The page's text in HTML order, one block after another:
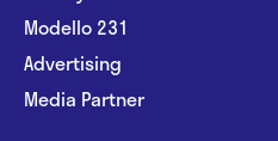
Modello 231
Advertising
Media Partner